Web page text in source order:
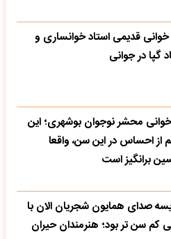
خوانی قدیمی استاد خوانساری و
گپا در جوانی
محشر نوجوان بوشهری؛ این
از احساس در این سن، واقعا
برانگیز است
صدای همایون شجریان الان با
کم سن تر بود؛ هنرمندان حیران